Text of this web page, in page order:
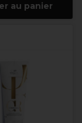
au panier